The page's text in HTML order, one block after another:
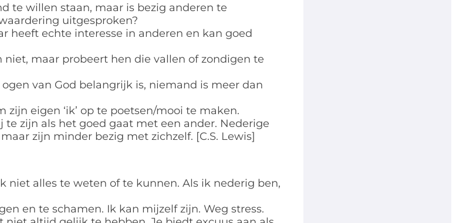
te willen staan, maar is bezig anderen te
uitgesproken?
heeft echte interesse in anderen en kan goed
maar probeert hen die vallen of zondigen te
van God belangrijk is, niemand is meer dan
eigen ‘ik’ op te poetsen/mooi te maken.
zijn als het goed gaat met een ander. Nederige
zijn minder bezig met zichzelf. [C.S. Lewis]
niet alles te weten of te kunnen. Als ik nederig ben,
en te schamen. Ik kan mijzelf zijn. Weg stress.